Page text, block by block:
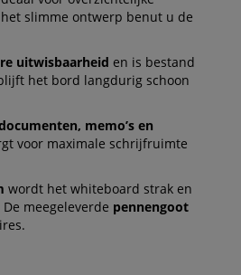
slimme ontwerp benut u de
uitwisbaarheid en is bestand
het bord langdurig schoon
memo’s en
voor maximale schrijfruimte
wordt het whiteboard strak en
meegeleverde pennengoot